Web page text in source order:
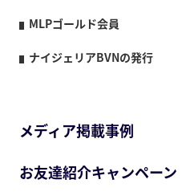
MLPゴールド会員
ナイジェリアBVNの発行
メディア掲載事例
お友達紹介キャンペーン